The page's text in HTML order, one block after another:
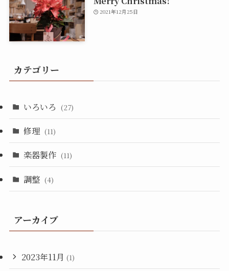
2021年12月25日
カテゴリー
いろいろ (27)
修理 (11)
楽器製作 (11)
調整 (4)
アーカイブ
2023年11月 (1)